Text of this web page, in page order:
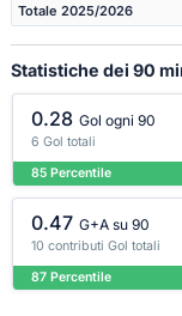
Totale 2025/2026
Statistiche dei 90
0.28 Gol ogni 90
6 Gol totali
85 Percentile
0.47 G+A su 90
10 contributi Gol totali
87 Percentile